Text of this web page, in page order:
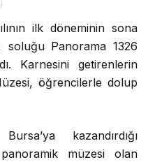
ilk döneminin sona
soluğu Panorama 1326
Karnesini getirenlerin
öğrencilerle dolup
kazandırdığı
müzesi olan